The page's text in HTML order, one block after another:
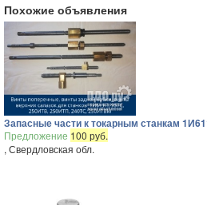
Похожие объявления
Запасные части к токарным станкам
Предложение 100 руб.
, Свердловская обл.